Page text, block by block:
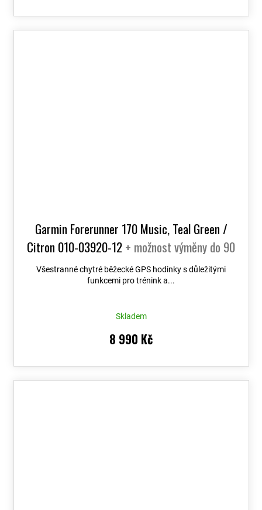
Garmin Forerunner 170 Music, Teal Green /
Citron 010-03920-12+ možnost výměny do 90
dní
Všestranné chytré běžecké GPS hodinky s důležitými
funkcemi pro trénink a...
Skladem
8 990 Kč